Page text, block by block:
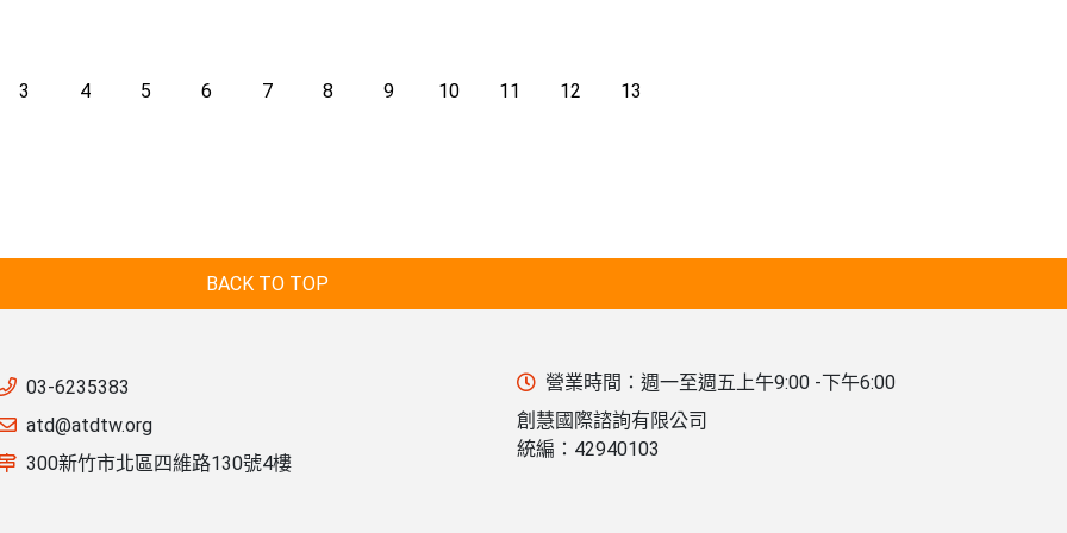
3 4 5 6 7 8 9 10 11 12 13
BACK TO TOP
03-6235383
atd@atdtw.org
300新竹市北區四維路130號4樓
營業時間：週一至週五上午9:00 -下午6:00
創慧國際諮詢有限公司
統編：42940103